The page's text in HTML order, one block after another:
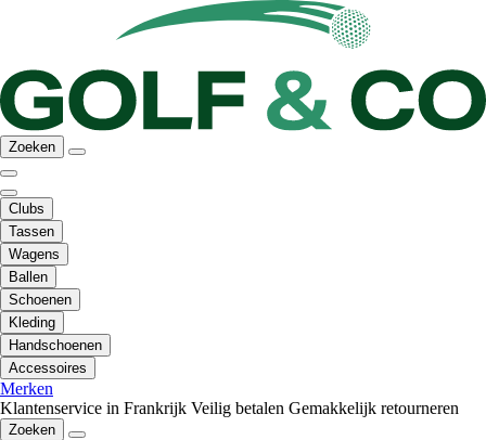
Zoeken
Clubs
Tassen
Wagens
Ballen
Schoenen
Kleding
Handschoenen
Accessoires
Merken
Klantenservice in Frankrijk Veilig betalen Gemakkelijk retourneren
Zoeken